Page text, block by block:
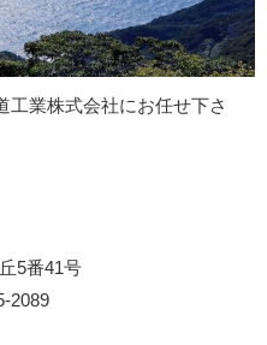
工業株式会社にお任せ下さ
5番41号
2089